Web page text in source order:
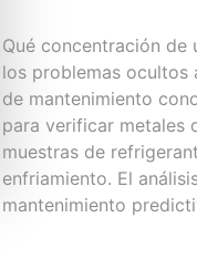
Qué concentración de
los problemas ocultos
de mantenimiento
para verificar metales
muestras de
enfriamiento. El
mantenimiento